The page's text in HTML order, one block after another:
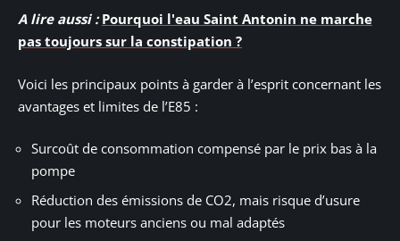
A lire aussi : Pourquoi l'eau Saint Antonin ne marche
pas toujours sur la constipation ?
Voici les principaux points à garder à l’esprit concernant les
avantages et limites de l’E85 :
Surcoût de consommation compensé par le prix bas à la
pompe
Réduction des émissions de CO2, mais risque d’usure
pour les moteurs anciens ou mal adaptés